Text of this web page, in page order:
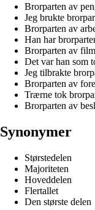
Brorparten av
Jeg brukte
Brorparten av
Han har
Brorparten av
Det var han som
Jeg tilbrakte
Brorparten av
Trærne tok
Brorparten av
Synonymer
Størstedelen
Majoriteten
Hoveddelen
Flertallet
Den største delen